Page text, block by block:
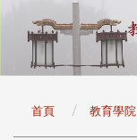
首頁 教育學院